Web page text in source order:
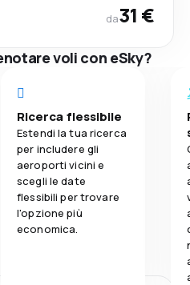
da31 €
voli con eSky?
Ricerca flessibile
Estendi la tua ricerca
per includere gli
aeroporti vicini e
scegli le date
flessibili per trovare
l'opzione più
economica.